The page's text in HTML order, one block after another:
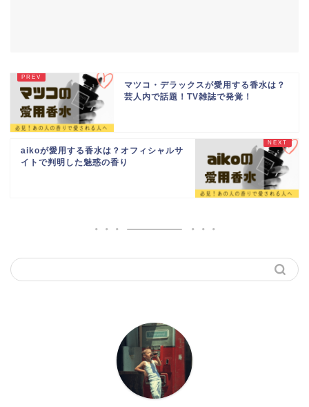
マツコ・デラックスが愛用する香水は？
芸人内で話題！TV雑誌で発覚！
aikoが愛用する香水は？オフィシャルサ
イトで判明した魅惑の香り